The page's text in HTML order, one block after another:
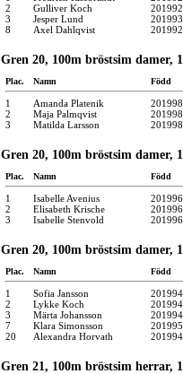
2
Gulliver Koch
201992
3
Jesper Lund
201993
8
Axel Dahlqvist 201992
Gren 20, 100m bröstsim damer,
Plac. Namn Född
1 Amanda Platenik
201998
2
Maja Palmqvist
201998
3
Matilda Larsson 201998
Gren 20, 100m bröstsim damer,
Plac. Namn Född
1 Isabelle Avenius
201996
2
Elisabeth Krische
201996
3
Isabelle Stenvold 201996
Gren 20, 100m bröstsim damer,
Plac. Namn Född
1 Sofia Jansson
201994
2
Lykke Koch
201994
3
Märta Johansson
201994
7
Klara Simonsson
201995
20
Alexandra Horvath 201994
Gren 21, 100m bröstsim herrar,